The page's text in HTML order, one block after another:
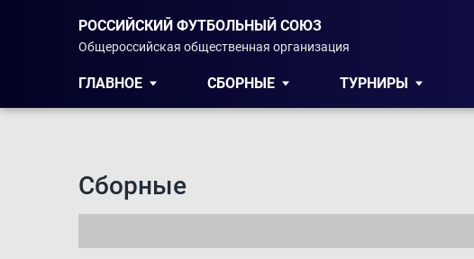
РОССИЙСКИЙ ФУТБОЛЬНЫЙ СОЮЗ
Общероссийская общественная организация
ГЛАВНОЕ СБОРНЫЕ ТУРНИРЫ
Сборные